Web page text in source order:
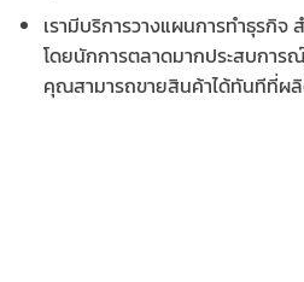
เรามีบริการวางแผนการทำธุรกิ
โดยนักการตลาดมากประสบการ
คุณสามารถขายสินค้าได้ทันทีที่ผ